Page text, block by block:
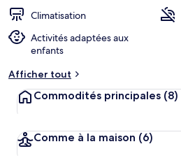
Climatisation
Activités adaptées aux
enfants
Afficher tout
Commodités principales (8)
Comme à la maison (6)